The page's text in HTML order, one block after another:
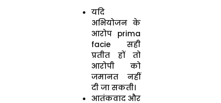
यदि
अभियोजन के
आरोप prima
facie सही
प्रतीत हों तो
आरोपी को
जमानत नहीं
दी जा सकती।
आतंकवाद और